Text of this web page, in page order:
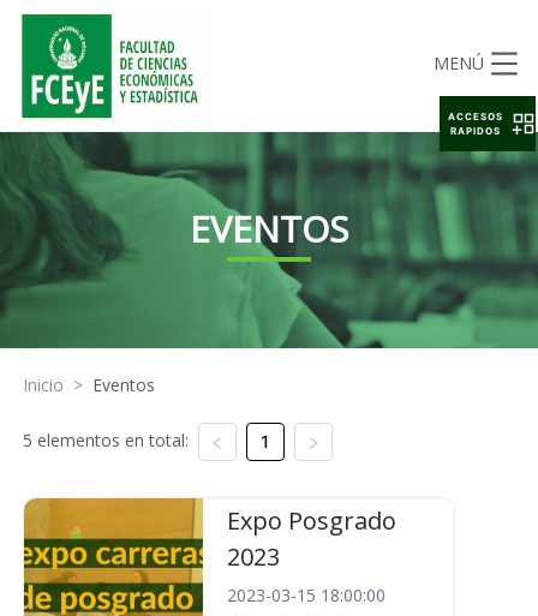
MENÚ
EVENTOS
Inicio > Eventos
5 elementos en total: 1
Expo Posgrado
2023
2023-03-15 18:00:00
ACCESOS
RAPIDOS